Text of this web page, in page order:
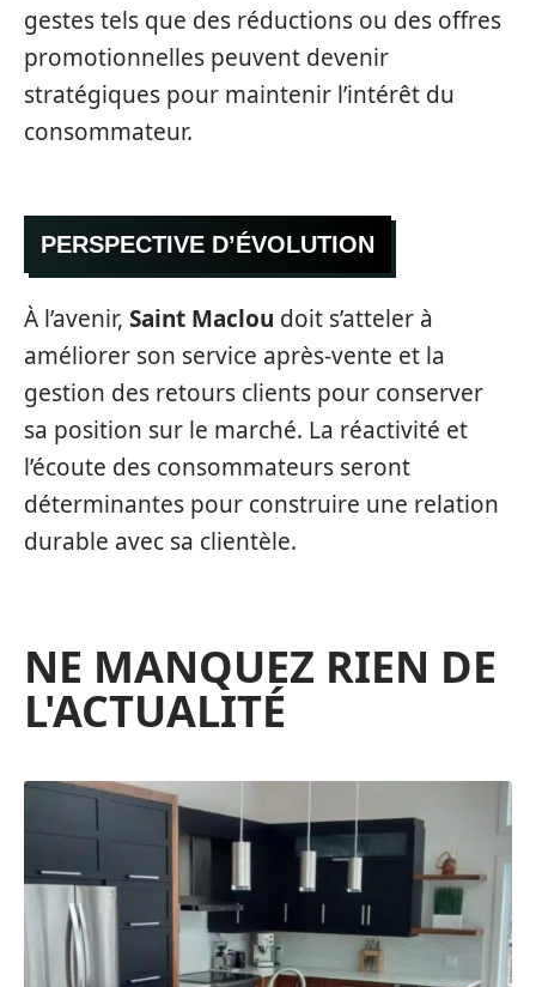
gestes tels que des réductions ou des offres
promotionnelles peuvent devenir
stratégiques pour maintenir l’intérêt du
consommateur.
PERSPECTIVE D’ÉVOLUTION
À l’avenir, Saint Maclou doit s’atteler à
améliorer son service après-vente et la
gestion des retours clients pour conserver
sa position sur le marché. La réactivité et
l’écoute des consommateurs seront
déterminantes pour construire une relation
durable avec sa clientèle.
NE MANQUEZ RIEN DE
L'ACTUALITÉ